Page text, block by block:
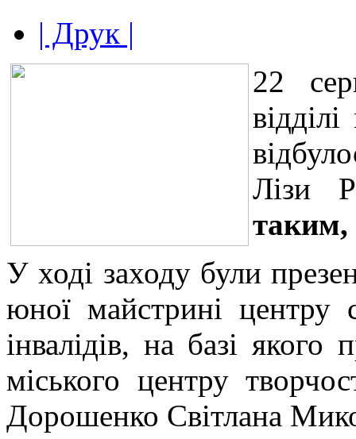
| Друк |
22
Лізи
У ході заходу були
юної майстрині центру
інвалідів, на базі
міського центру
Дорошенко Світлана